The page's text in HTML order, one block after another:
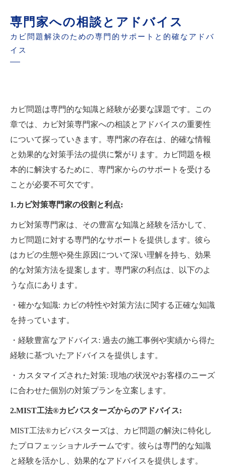
専門家への相談とアドバイス
カビ問題解決のための専門的サポートと的確なアドバ
イス
カビ問題は専門的な知識と経験が必要な課題です。この
章では、カビ対策専門家への相談とアドバイスの重要性
について探っていきます。専門家の存在は、的確な情報
と効果的な対策手法の提供に繋がります。カビ問題を根
本的に解決するために、専門家からのサポートを受ける
ことが必要不可欠です。
1.カビ対策専門家の役割と利点:
カビ対策専門家は、その豊富な知識と経験を活かして、
カビ問題に対する専門的なサポートを提供します。彼ら
はカビの生態や発生原因について深い理解を持ち、効果
的な対策方法を提案します。専門家の利点は、以下のよ
うな点にあります。
・確かな知識: カビの特性や対策方法に関する正確な知識
を持っています。
・経験豊富なアドバイス: 過去の施工事例や実績から得た
経験に基づいたアドバイスを提供します。
・カスタマイズされた対策: 現地の状況やお客様のニーズ
に合わせた個別の対策プランを立案します。
2.MIST工法®カビバスターズからのアドバイス:
MIST工法®カビバスターズは、カビ問題の解決に特化し
たプロフェッショナルチームです。彼らは専門的な知識
と経験を活かし、効果的なアドバイスを提供します。